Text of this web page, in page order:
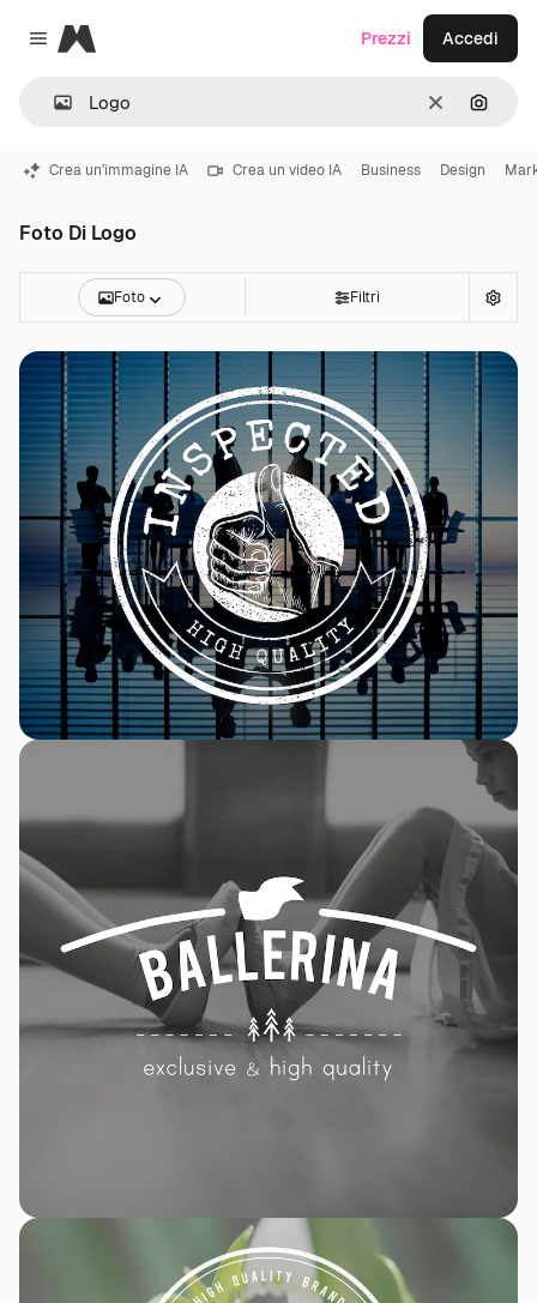
Close menu
Magnific
CancellaCerca
Prezzi Accedi
Crea un'immagine IA Crea un video IA Business Design
Foto Di Logo
Foto Filtri